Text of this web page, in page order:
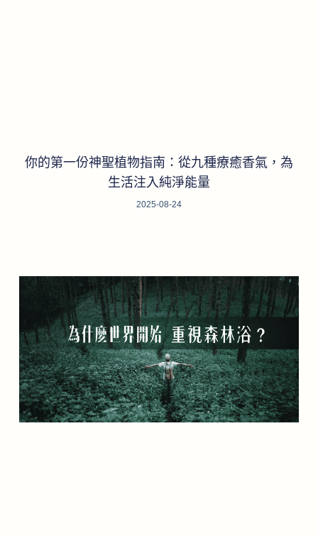
你的第一份神聖植物指南：從九種療癒香氣，為
生活注入純淨能量
2025-08-24